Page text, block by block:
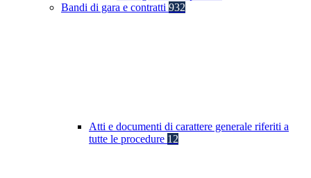
Bandi di gara e contratti 932
Atti e documenti di carattere generale riferiti a
tutte le procedure 12